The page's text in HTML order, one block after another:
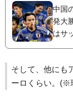
中国
発大
はサ
そして、他にも
ーロくらい。(※